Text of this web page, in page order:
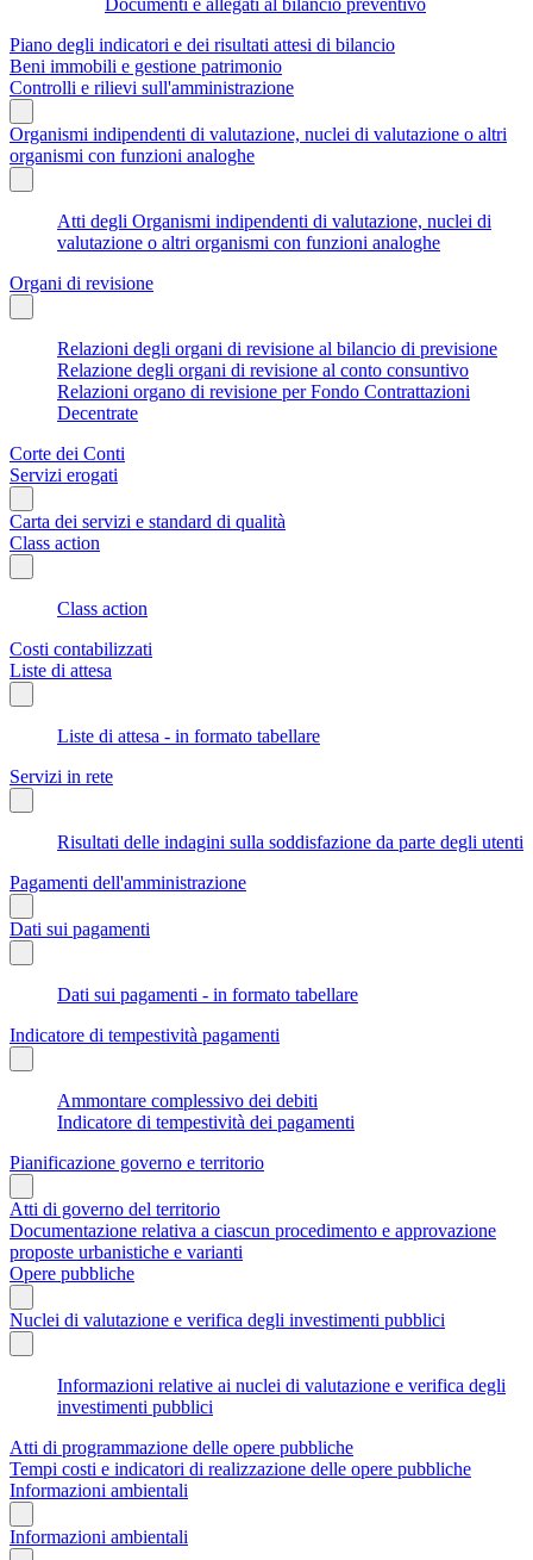
Piano degli indicatori e dei risultati attesi di bilancio
Beni immobili e gestione patrimonio
Controlli e rilievi sull'amministrazione
Organismi indipendenti di valutazione, nuclei di valutazione o altri
organismi con funzioni analoghe
Atti degli Organismi indipendenti di valutazione, nuclei di
valutazione o altri organismi con funzioni analoghe
Organi di revisione
Relazioni degli organi di revisione al bilancio di previsione
Relazione degli organi di revisione al conto consuntivo
Relazioni organo di revisione per Fondo Contrattazioni
Decentrate
Corte dei Conti
Servizi erogati
Carta dei servizi e standard di qualità
Class action
Class action
Costi contabilizzati
Liste di attesa
Liste di attesa - in formato tabellare
Servizi in rete
Risultati delle indagini sulla soddisfazione da parte degli utenti
Pagamenti dell'amministrazione
Dati sui pagamenti
Dati sui pagamenti - in formato tabellare
Indicatore di tempestività pagamenti
Ammontare complessivo dei debiti
Indicatore di tempestività dei pagamenti
Pianificazione governo e territorio
Atti di governo del territorio
Documentazione relativa a ciascun procedimento e approvazione
proposte urbanistiche e varianti
Opere pubbliche
Nuclei di valutazione e verifica degli investimenti pubblici
Informazioni relative ai nuclei di valutazione e verifica degli
investimenti pubblici
Atti di programmazione delle opere pubbliche
Tempi costi e indicatori di realizzazione delle opere pubbliche
Informazioni ambientali
Informazioni ambientali